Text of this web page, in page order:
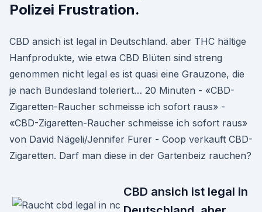
Polizei Frustration.
CBD ansich ist legal in Deutschland. aber THC hältige
Hanfprodukte, wie etwa CBD Blüten sind streng
genommen nicht legal es ist quasi eine Grauzone, die
je nach Bundesland toleriert… 20 Minuten - «CBD-
Zigaretten-Raucher schmeisse ich sofort raus» -
«CBD-Zigaretten-Raucher schmeisse ich sofort raus»
von David Nägeli/Jennifer Furer - Coop verkauft CBD-
Zigaretten. Darf man diese in der Gartenbeiz rauchen?
CBD ansich ist legal in